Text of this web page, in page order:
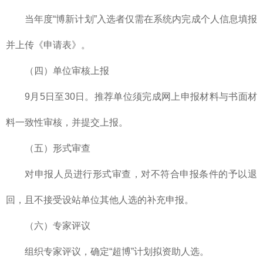
当年度“博新计划”入选者仅需在系统内完成个人信息填报
并上传《申请表》。
（四）单位审核上报
9月5日至30日。推荐单位须完成网上申报材料与书面材
料一致性审核，并提交上报。
（五）形式审查
对申报人员进行形式审查，对不符合申报条件的予以退
回，且不接受设站单位其他人选的补充申报。
（六）专家评议
组织专家评议，确定“超博”计划拟资助人选。